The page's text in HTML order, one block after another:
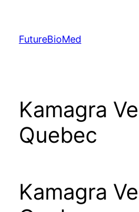
content
FutureBioMed
Kamagra
Quebec
Kamagra